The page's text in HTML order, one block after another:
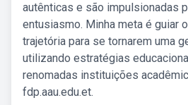
autênticas e são impulsionadas
entusiasmo. Minha meta é guiar
trajetória para se tornarem uma
utilizando estratégias
renomadas instituições
fdp.aau.edu.et.